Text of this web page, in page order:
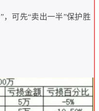
”，可先“卖出一半”保护胜